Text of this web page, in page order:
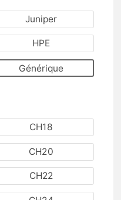
Juniper
HPE
Générique
CH18
CH20
CH22